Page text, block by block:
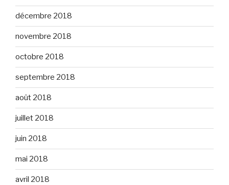
décembre 2018
novembre 2018
octobre 2018
septembre 2018
août 2018
juillet 2018
juin 2018
mai 2018
avril 2018